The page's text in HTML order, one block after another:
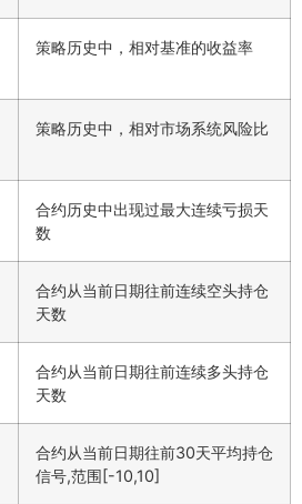
策略历史中，相对基准的收益率
策略历史中，相对市场系统风险比
合约历史中出现过最大连续亏损天
数
合约从当前日期往前连续空头持仓
天数
合约从当前日期往前连续多头持仓
天数
合约从当前日期往前30天平均持仓
信号,范围[-10,10]